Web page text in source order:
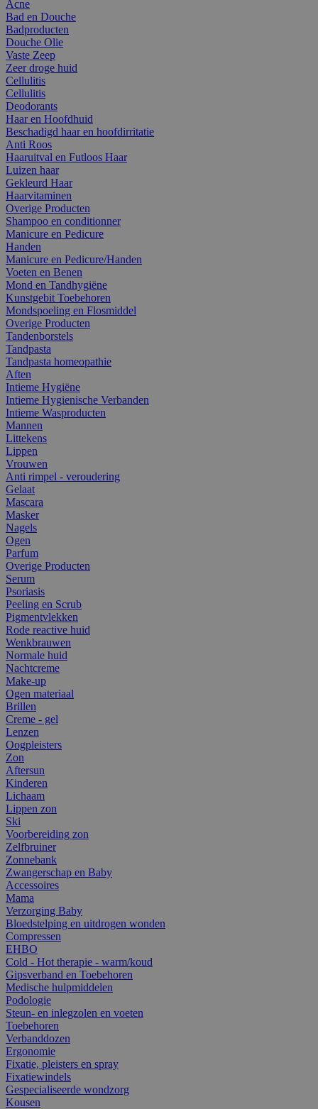
Acne
Bad en Douche
Badproducten
Douche Olie
Vaste Zeep
Zeer droge huid
Cellulitis
Cellulitis
Deodorants
Haar en Hoofdhuid
Beschadigd haar en hoofdirritatie
Anti Roos
Haaruitval en Futloos Haar
Luizen haar
Gekleurd Haar
Haarvitaminen
Overige Producten
Shampoo en conditionner
Manicure en Pedicure
Handen
Manicure en Pedicure/Handen
Voeten en Benen
Mond en Tandhygiëne
Kunstgebit Toebehoren
Mondspoeling en Flosmiddel
Overige Producten
Tandenborstels
Tandpasta
Tandpasta homeopathie
Aften
Intieme Hygiëne
Intieme Hygienische Verbanden
Intieme Wasproducten
Mannen
Littekens
Lippen
Vrouwen
Anti rimpel - veroudering
Gelaat
Mascara
Masker
Nagels
Ogen
Parfum
Overige Producten
Serum
Psoriasis
Peeling en Scrub
Pigmentvlekken
Rode reactive huid
Wenkbrauwen
Normale huid
Nachtcreme
Make-up
Ogen materiaal
Brillen
Creme - gel
Lenzen
Oogpleisters
Zon
Aftersun
Kinderen
Lichaam
Lippen zon
Ski
Voorbereiding zon
Zelfbruiner
Zonnebank
Zwangerschap en Baby
Accessoires
Mama
Verzorging Baby
Bloedstelping en uitdrogen wonden
Compressen
EHBO
Cold - Hot therapie - warm/koud
Gipsverband en Toebehoren
Medische hulpmiddelen
Podologie
Steun- en inlegzolen en voeten
Toebehoren
Verbanddozen
Ergonomie
Fixatie, pleisters en spray
Fixatiewindels
Gespecialiseerde wondzorg
Kousen